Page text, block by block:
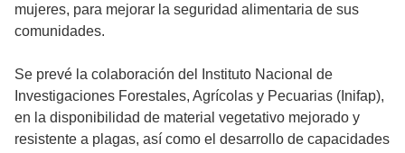
mujeres, para mejorar la seguridad alimentaria de sus
comunidades.
Se prevé la colaboración del Instituto Nacional de
Investigaciones Forestales, Agrícolas y Pecuarias (Inifap),
en la disponibilidad de material vegetativo mejorado y
resistente a plagas, así como el desarrollo de capacidades